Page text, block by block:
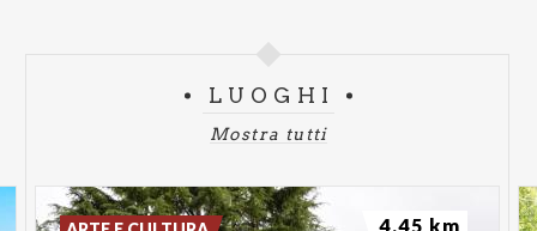
LUOGHI
Mostra tutti
4.45 km